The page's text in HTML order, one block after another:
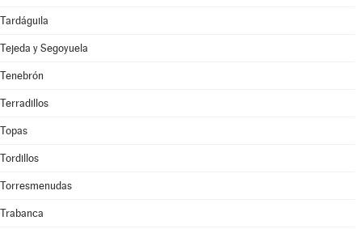
Tardáguila
Tejeda y Segoyuela
Tenebrón
Terradillos
Topas
Tordillos
Torresmenudas
Trabanca